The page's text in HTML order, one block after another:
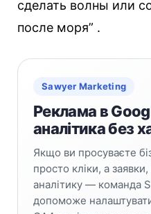
сделать волны или
после моря” .
Sawyer Marketing
Реклама в
аналітика без
Якщо ви просуваєте
просто кліки, а
аналітику — команда
допоможе